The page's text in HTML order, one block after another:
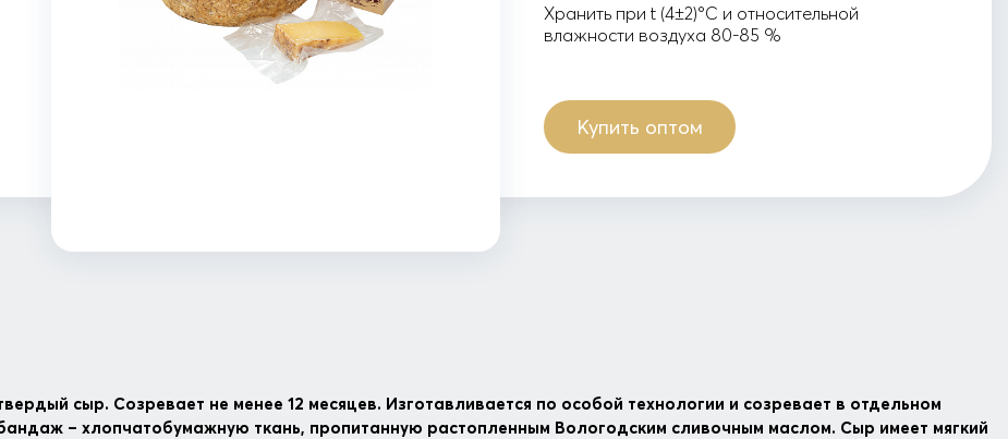
Хранить при t (4±2)°С и относительной
влажности воздуха 80-85 %
Купить оптом
сыр. Созревает не менее 12 месяцев. Изготавливается по особой технологии и созревает в отдельном
– хлопчатобумажную ткань, пропитанную растопленным Вологодским сливочным маслом. Сыр имеет мягкий